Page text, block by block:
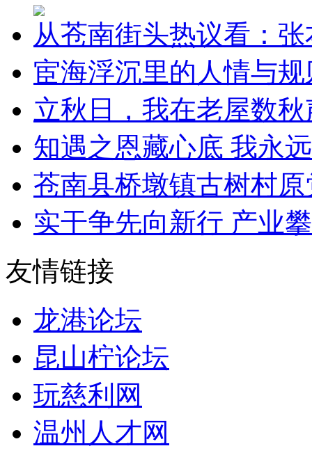
从苍南街头热议看：
宦海浮沉里的人情与规
立秋日，我在老屋数秋
知遇之恩藏心底 我永
苍南县桥墩镇古树村
实干争先向新行 产业
友情链接
龙港论坛
昆山柠论坛
玩慈利网
温州人才网